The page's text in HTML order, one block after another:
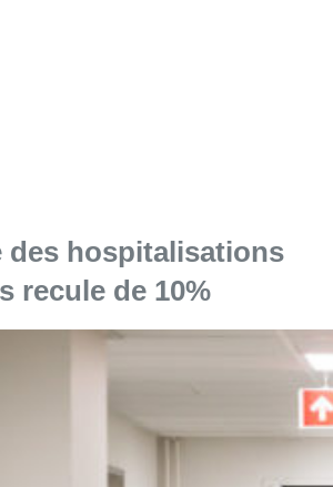
des hospitalisations
recule de 10%